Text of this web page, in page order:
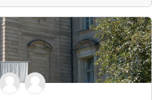
Mathematics